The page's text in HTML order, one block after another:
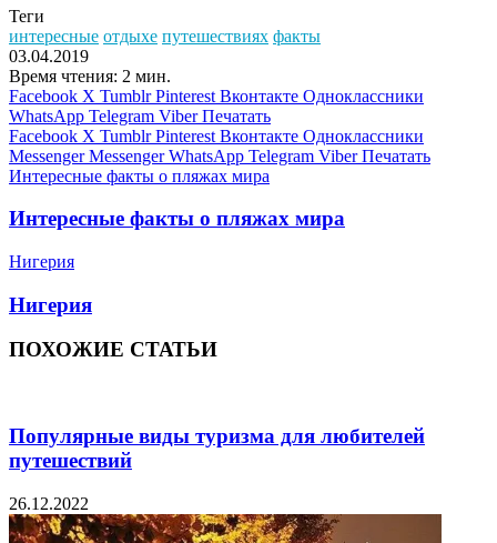
Теги
интересные отдыхе путешествиях факты
03.04.2019
Время чтения: 2 мин.
Facebook X Tumblr Pinterest Вконтакте Одноклассники
WhatsApp Telegram Viber Печатать
Facebook X Tumblr Pinterest Вконтакте Одноклассники
Messenger Messenger WhatsApp Telegram Viber Печатать
Интересные факты о пляжах мира
Интересные факты о пляжах мира
Нигерия
Нигерия
ПОХОЖИЕ СТАТЬИ
Популярные виды туризма для любителей
путешествий
26.12.2022